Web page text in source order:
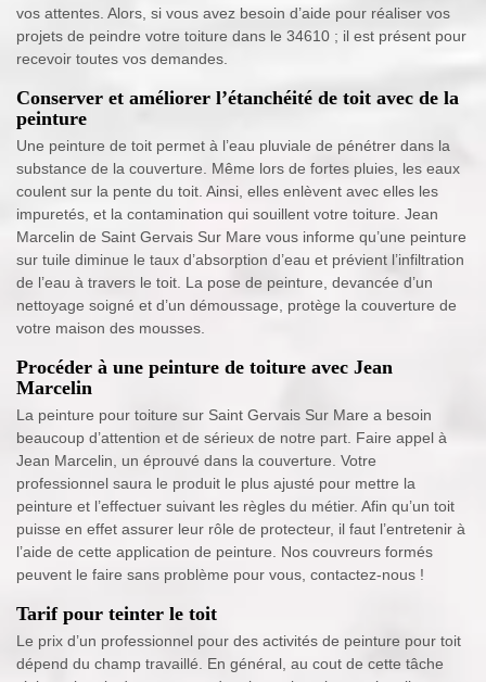
vos attentes. Alors, si vous avez besoin d’aide pour réaliser vos
projets de peindre votre toiture dans le 34610 ; il est présent pour
recevoir toutes vos demandes.
Conserver et améliorer l’étanchéité de toit avec de la
peinture
Une peinture de toit permet à l’eau pluviale de pénétrer dans la
substance de la couverture. Même lors de fortes pluies, les eaux
coulent sur la pente du toit. Ainsi, elles enlèvent avec elles les
impuretés, et la contamination qui souillent votre toiture. Jean
Marcelin de Saint Gervais Sur Mare vous informe qu’une peinture
sur tuile diminue le taux d’absorption d’eau et prévient l’infiltration
de l’eau à travers le toit. La pose de peinture, devancée d’un
nettoyage soigné et d’un démoussage, protège la couverture de
votre maison des mousses.
Procéder à une peinture de toiture avec Jean
Marcelin
La peinture pour toiture sur Saint Gervais Sur Mare a besoin
beaucoup d’attention et de sérieux de notre part. Faire appel à
Jean Marcelin, un éprouvé dans la couverture. Votre
professionnel saura le produit le plus ajusté pour mettre la
peinture et l’effectuer suivant les règles du métier. Afin qu’un toit
puisse en effet assurer leur rôle de protecteur, il faut l’entretenir à
l’aide de cette application de peinture. Nos couvreurs formés
peuvent le faire sans problème pour vous, contactez-nous !
Tarif pour teinter le toit
Le prix d’un professionnel pour des activités de peinture pour toit
dépend du champ travaillé. En général, au cout de cette tâche